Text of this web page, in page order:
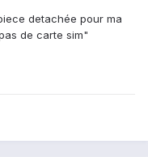
detachée pour ma
de carte sim"